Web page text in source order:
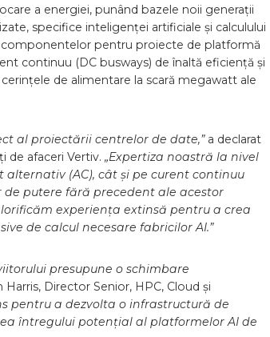
a energiei, punând bazele noii generații
specifice inteligenței artificiale și calculului
componentelor pentru proiecte de platformă
continuu (DC busways) de înaltă eficiență și
de alimentare la scară megawatt ale
al proiectării centrelor de date,” a declarat
de afaceri Vertiv. „Expertiza noastră la nivel
(AC), cât și pe curent continuu
de putere fără precedent ale acestor
experiența extinsă pentru a crea
de calcul necesare fabricilor AI.”
presupune o schimbare
Director Senior, HPC, Cloud și
pentru a dezvolta o infrastructură de
întregului potențial al platformelor AI de